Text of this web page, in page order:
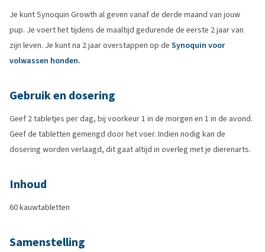
Je kunt Synoquin Growth al geven vanaf de derde maand van jouw
pup. Je voert het tijdens de maaltijd gedurende de eerste 2 jaar van
zijn leven. Je kunt na 2 jaar overstappen op de Synoquin voor
volwassen honden.
Gebruik en dosering
Geef 2 tabletjes per dag, bij voorkeur 1 in de morgen en 1 in de avond.
Geef de tabletten gemengd door het voer. Indien nodig kan de
dosering worden verlaagd, dit gaat altijd in overleg met je dierenarts.
Inhoud
60 kauwtabletten
Samenstelling